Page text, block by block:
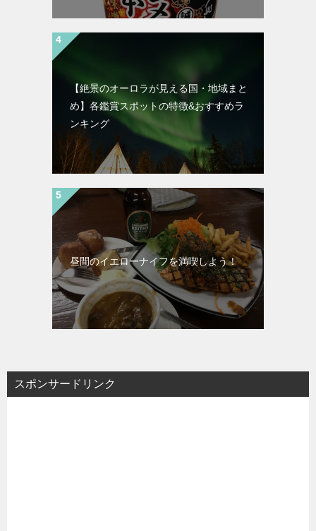
【絶景のオーロラが見える国・地域まと
め】各鑑賞スポットの特徴&おすすめラ
ンキング
昼間のイエローナイフを満喫しよう！
スポンサードリンク